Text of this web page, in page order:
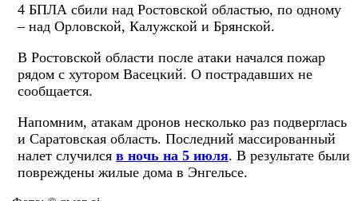
4 БПЛА сбили над Ростовской областью, по одному
– над Орловской, Калужской и Брянской.
В Ростовской области после атаки начался пожар
рядом с хутором Васецкий. О пострадавших не
сообщается.
Напомним, атакам дронов несколько раз подверглась
и Саратовская область. Последний массированный
налет случился в ночь на 5 июля. В результате были
повреждены жилые дома в Энгельсе.